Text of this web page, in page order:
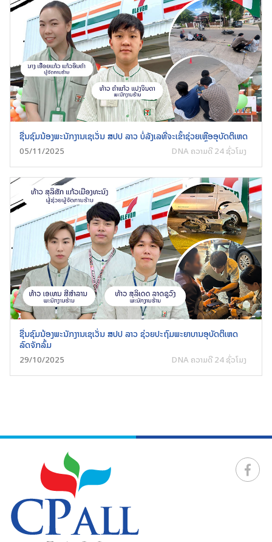
ຊື່ນຊົມນ້ອງພະນັກງານເຊເວັ່ນ ສປປ ລາວ ບໍ່ລັງເລທີ່ຈະເຂົ້າຊ່ວຍເຫຼືອອຸບັດຕິເຫດ
05/11/2025 DNA ຄວາມດີ 24 ຊົ່ວໂມງ
ຊື່ນຊົມນ້ອງພະນັກງານເຊເວັ່ນ ສປປ ລາວ ຊ່ວຍປະຖົມພະຍາບານອຸບັດຕິເຫດ
ລົດຈັກລົ້ມ
29/10/2025 DNA ຄວາມດີ 24 ຊົ່ວໂມງ